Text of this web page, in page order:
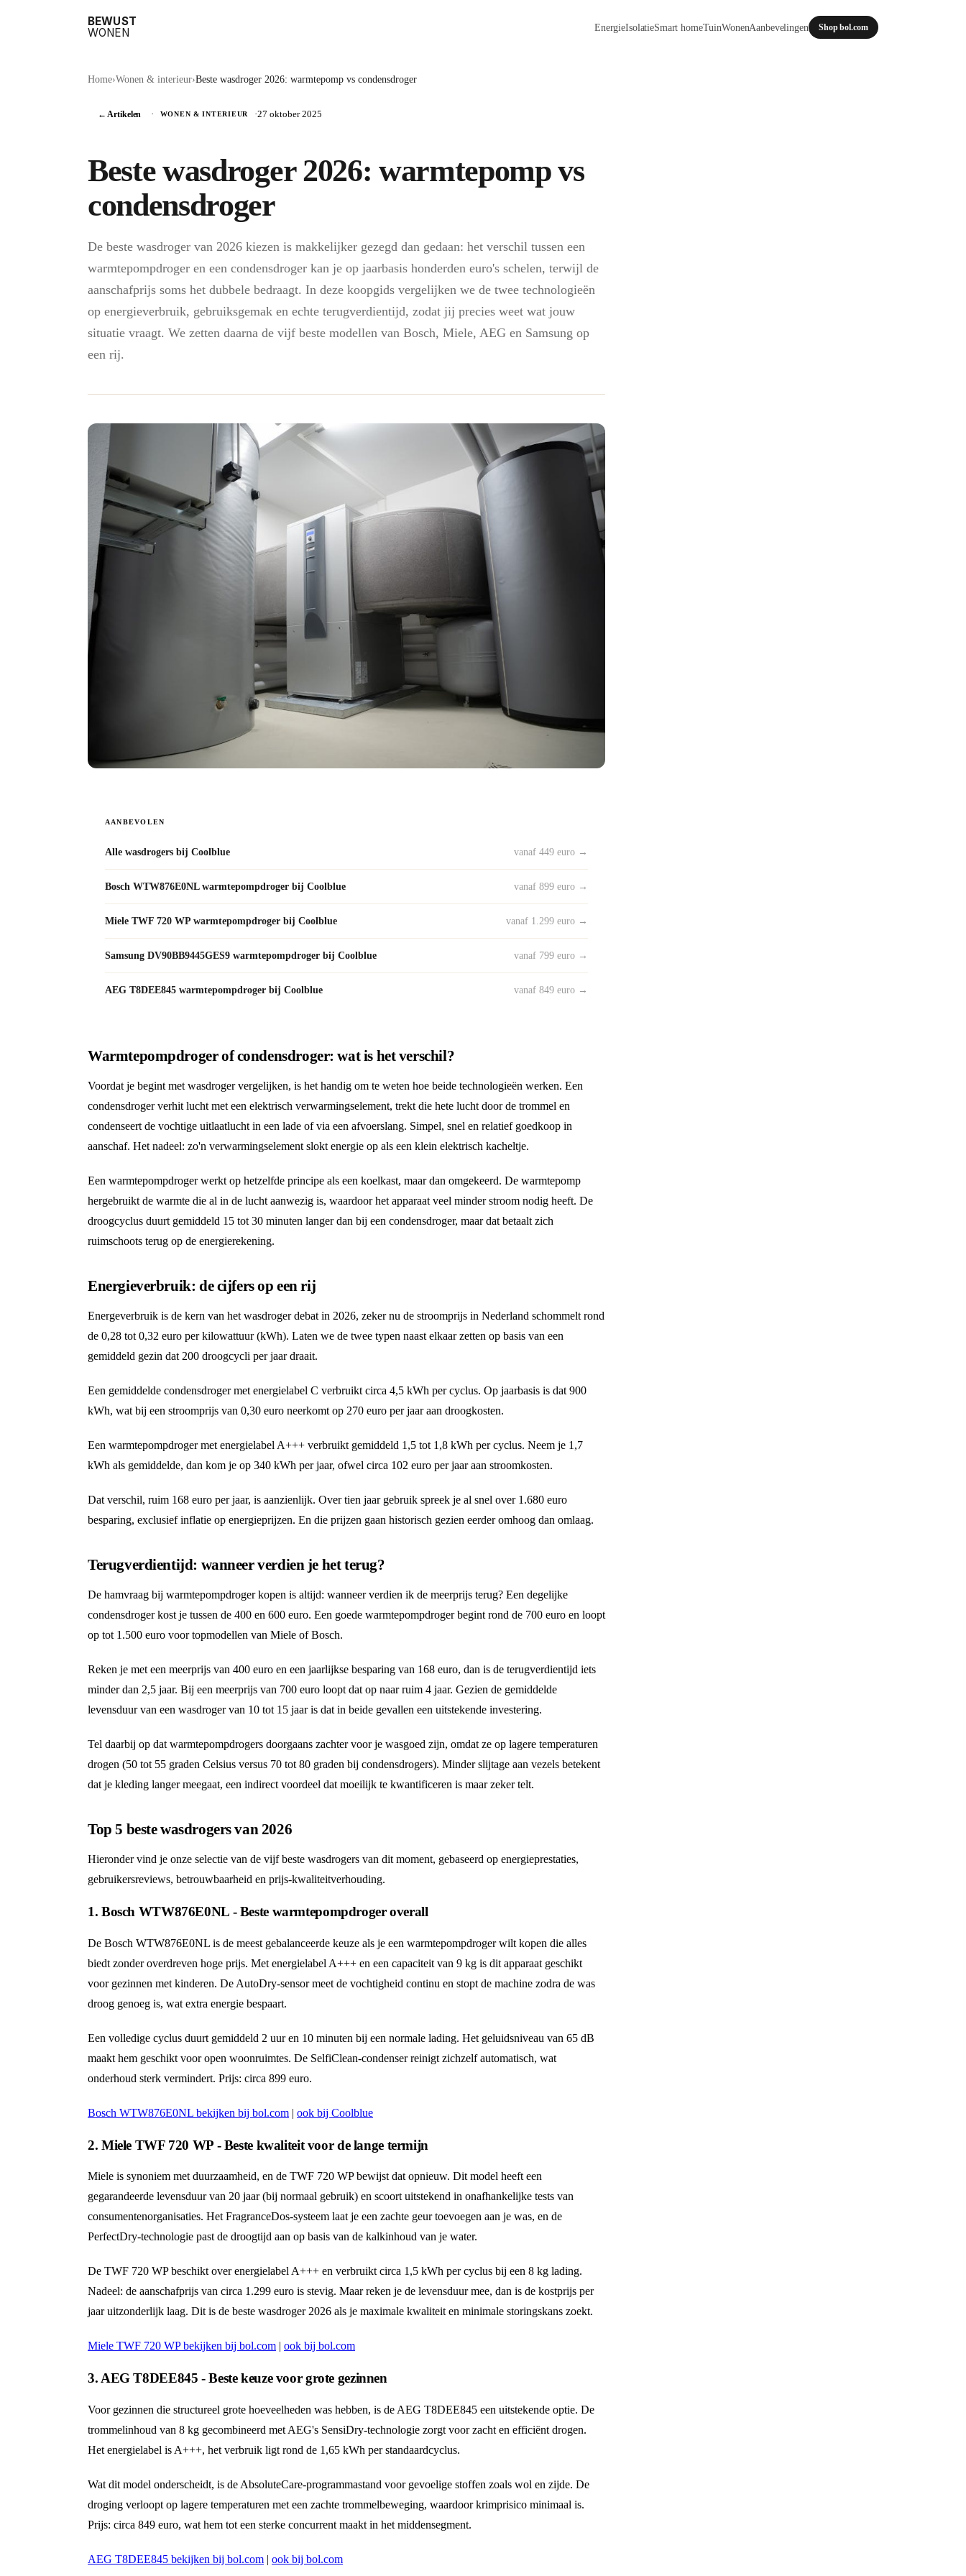
BEWUST
WONEN
EnergieIsolatieSmart homeTuinWonenAanbevelingen Shop bol.com
Home›Wonen & interieur›Beste wasdroger 2026: warmtepomp vs condensdroger
← Artikelen · WONEN & INTERIEUR ·27 oktober 2025
Beste wasdroger 2026: warmtepomp vs
condensdroger
De beste wasdroger van 2026 kiezen is makkelijker gezegd dan gedaan: het verschil tussen een
warmtepompdroger en een condensdroger kan je op jaarbasis honderden euro's schelen, terwijl de
aanschafprijs soms het dubbele bedraagt. In deze koopgids vergelijken we de twee technologieën
op energieverbruik, gebruiksgemak en echte terugverdientijd, zodat jij precies weet wat jouw
situatie vraagt. We zetten daarna de vijf beste modellen van Bosch, Miele, AEG en Samsung op
een rij.
AANBEVOLEN
Alle wasdrogers bij Coolblue vanaf 449 euro →
Bosch WTW876E0NL warmtepompdroger bij Coolblue vanaf 899 euro →
Miele TWF 720 WP warmtepompdroger bij Coolblue vanaf 1.299 euro →
Samsung DV90BB9445GES9 warmtepompdroger bij Coolblue vanaf 799 euro →
AEG T8DEE845 warmtepompdroger bij Coolblue vanaf 849 euro →
Warmtepompdroger of condensdroger: wat is het verschil?
Voordat je begint met wasdroger vergelijken, is het handig om te weten hoe beide technologieën werken. Een
condensdroger verhit lucht met een elektrisch verwarmingselement, trekt die hete lucht door de trommel en
condenseert de vochtige uitlaatlucht in een lade of via een afvoerslang. Simpel, snel en relatief goedkoop in
aanschaf. Het nadeel: zo'n verwarmingselement slokt energie op als een klein elektrisch kacheltje.
Een warmtepompdroger werkt op hetzelfde principe als een koelkast, maar dan omgekeerd. De warmtepomp
hergebruikt de warmte die al in de lucht aanwezig is, waardoor het apparaat veel minder stroom nodig heeft. De
droogcyclus duurt gemiddeld 15 tot 30 minuten langer dan bij een condensdroger, maar dat betaalt zich
ruimschoots terug op de energierekening.
Energieverbruik: de cijfers op een rij
Energeverbruik is de kern van het wasdroger debat in 2026, zeker nu de stroomprijs in Nederland schommelt rond
de 0,28 tot 0,32 euro per kilowattuur (kWh). Laten we de twee typen naast elkaar zetten op basis van een
gemiddeld gezin dat 200 droogcycli per jaar draait.
Een gemiddelde condensdroger met energielabel C verbruikt circa 4,5 kWh per cyclus. Op jaarbasis is dat 900
kWh, wat bij een stroomprijs van 0,30 euro neerkomt op 270 euro per jaar aan droogkosten.
Een warmtepompdroger met energielabel A+++ verbruikt gemiddeld 1,5 tot 1,8 kWh per cyclus. Neem je 1,7
kWh als gemiddelde, dan kom je op 340 kWh per jaar, ofwel circa 102 euro per jaar aan stroomkosten.
Dat verschil, ruim 168 euro per jaar, is aanzienlijk. Over tien jaar gebruik spreek je al snel over 1.680 euro
besparing, exclusief inflatie op energieprijzen. En die prijzen gaan historisch gezien eerder omhoog dan omlaag.
Terugverdientijd: wanneer verdien je het terug?
De hamvraag bij warmtepompdroger kopen is altijd: wanneer verdien ik de meerprijs terug? Een degelijke
condensdroger kost je tussen de 400 en 600 euro. Een goede warmtepompdroger begint rond de 700 euro en loopt
op tot 1.500 euro voor topmodellen van Miele of Bosch.
Reken je met een meerprijs van 400 euro en een jaarlijkse besparing van 168 euro, dan is de terugverdientijd iets
minder dan 2,5 jaar. Bij een meerprijs van 700 euro loopt dat op naar ruim 4 jaar. Gezien de gemiddelde
levensduur van een wasdroger van 10 tot 15 jaar is dat in beide gevallen een uitstekende investering.
Tel daarbij op dat warmtepompdrogers doorgaans zachter voor je wasgoed zijn, omdat ze op lagere temperaturen
drogen (50 tot 55 graden Celsius versus 70 tot 80 graden bij condensdrogers). Minder slijtage aan vezels betekent
dat je kleding langer meegaat, een indirect voordeel dat moeilijk te kwantificeren is maar zeker telt.
Top 5 beste wasdrogers van 2026
Hieronder vind je onze selectie van de vijf beste wasdrogers van dit moment, gebaseerd op energieprestaties,
gebruikersreviews, betrouwbaarheid en prijs-kwaliteitverhouding.
1. Bosch WTW876E0NL - Beste warmtepompdroger overall
De Bosch WTW876E0NL is de meest gebalanceerde keuze als je een warmtepompdroger wilt kopen die alles
biedt zonder overdreven hoge prijs. Met energielabel A+++ en een capaciteit van 9 kg is dit apparaat geschikt
voor gezinnen met kinderen. De AutoDry-sensor meet de vochtigheid continu en stopt de machine zodra de was
droog genoeg is, wat extra energie bespaart.
Een volledige cyclus duurt gemiddeld 2 uur en 10 minuten bij een normale lading. Het geluidsniveau van 65 dB
maakt hem geschikt voor open woonruimtes. De SelfiClean-condenser reinigt zichzelf automatisch, wat
onderhoud sterk vermindert. Prijs: circa 899 euro.
Bosch WTW876E0NL bekijken bij bol.com | ook bij Coolblue
2. Miele TWF 720 WP - Beste kwaliteit voor de lange termijn
Miele is synoniem met duurzaamheid, en de TWF 720 WP bewijst dat opnieuw. Dit model heeft een
gegarandeerde levensduur van 20 jaar (bij normaal gebruik) en scoort uitstekend in onafhankelijke tests van
consumentenorganisaties. Het FragranceDos-systeem laat je een zachte geur toevoegen aan je was, en de
PerfectDry-technologie past de droogtijd aan op basis van de kalkinhoud van je water.
De TWF 720 WP beschikt over energielabel A+++ en verbruikt circa 1,5 kWh per cyclus bij een 8 kg lading.
Nadeel: de aanschafprijs van circa 1.299 euro is stevig. Maar reken je de levensduur mee, dan is de kostprijs per
jaar uitzonderlijk laag. Dit is de beste wasdroger 2026 als je maximale kwaliteit en minimale storingskans zoekt.
Miele TWF 720 WP bekijken bij bol.com ook bij bol.com
3. AEG T8DEE845 - Beste keuze voor grote gezinnen
Voor gezinnen die structureel grote hoeveelheden was hebben, is de AEG T8DEE845 een uitstekende optie. De
trommelinhoud van 8 kg gecombineerd met AEG's SensiDry-technologie zorgt voor zacht en efficiënt drogen.
Het energielabel is A+++, het verbruik ligt rond de 1,65 kWh per standaardcyclus.
Wat dit model onderscheidt, is de AbsoluteCare-programmastand voor gevoelige stoffen zoals wol en zijde. De
droging verloopt op lagere temperaturen met een zachte trommelbeweging, waardoor krimprisico minimaal is.
Prijs: circa 849 euro, wat hem tot een sterke concurrent maakt in het middensegment.
AEG T8DEE845 bekijken bij bol.com | ook bij bol.com